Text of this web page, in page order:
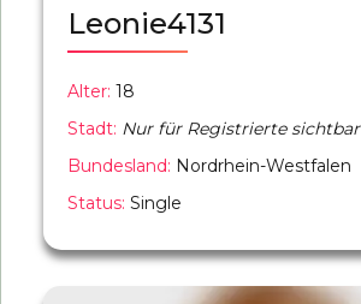
Leonie4131
Alter: 18
Stadt: Nur für Registrierte sichtbar
Bundesland: Nordrhein-Westfalen
Status: Single